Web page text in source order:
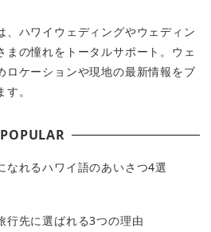
、ハワイウェディングやウェディン
まの憧れをトータルサポート。ウェ
ロケーションや現地の最新情報をブ
。
POPULAR
なれるハワイ語のあいさつ4選
行先に選ばれる3つの理由